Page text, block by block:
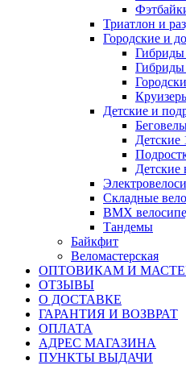
Триатлон и
Городские и
Гибриды
Детские и
Детские
Детские
Складные
BMX
Тандемы
Байкфит
Веломастерская
ОПТОВИКАМ И
ОТЗЫВЫ
О ДОСТАВКЕ
ГАРАНТИЯ И ВОЗВРАТ
ОПЛАТА
АДРЕС МАГАЗИНА
ПУНКТЫ ВЫДАЧИ